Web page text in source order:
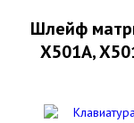
Шлейф
X501A,